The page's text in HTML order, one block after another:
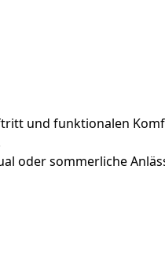
und funktionalen
oder sommerliche